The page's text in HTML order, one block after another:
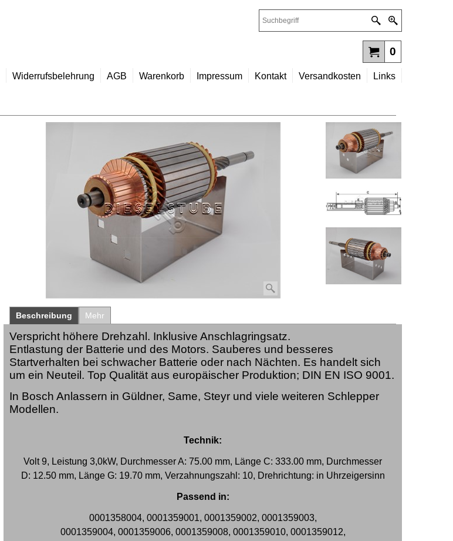
0
Widerrufsbelehrung AGB Warenkorb Impressum Kontakt Versandkosten Links
Beschreibung Mehr
Verspricht höhere Drehzahl. Inklusive Anschlagringsatz.
Entlastung der Batterie und des Motors. Sauberes und besseres
Startverhalten bei schwacher Batterie oder nach Nächten. Es handelt sich
um ein Neuteil. Top Qualität aus europäischer Produktion; DIN EN ISO 9001.
In Bosch Anlassern in Güldner, Same, Steyr und viele weiteren Schlepper
Modellen.
Technik:
Volt 9, Leistung 3,0kW, Durchmesser A: 75.00 mm, Länge C: 333.00 mm, Durchmesser
D: 12.50 mm, Länge G: 19.70 mm, Verzahnungszahl: 10, Drehrichtung: in Uhrzeigersinn
Passend in:
0001358004, 0001359001, 0001359002, 0001359003,
0001359004, 0001359006, 0001359008, 0001359010, 0001359012,